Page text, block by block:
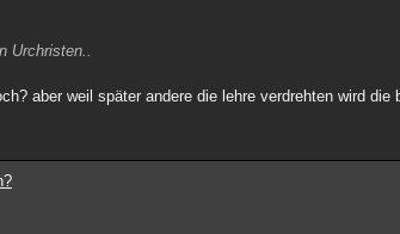
Urchristen..
aber weil später andere die lehre verdrehten wird die